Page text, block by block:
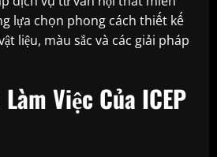
lựa chọn phong cách thiết kế
liệu, màu sắc và các giải pháp
Việc Của ICEP